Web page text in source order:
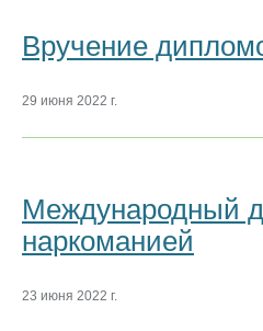
Вручение
29 июня 2022 г.
Международный
наркоманией
23 июня 2022 г.